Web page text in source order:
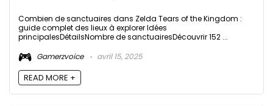
Combien de sanctuaires dans Zelda Tears of the Kingdom :
guide complet des lieux à explorer Idées
principalesDétailsNombre de sanctuairesDécouvrir 152 ...
Gamerzvoice
avril 15, 2025
READ MORE +